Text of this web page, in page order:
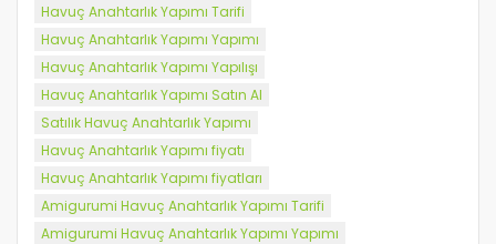
Havuç Anahtarlık Yapımı Tarifi
Havuç Anahtarlık Yapımı Yapımı
Havuç Anahtarlık Yapımı Yapılışı
Havuç Anahtarlık Yapımı Satın Al
Satılık Havuç Anahtarlık Yapımı
Havuç Anahtarlık Yapımı fiyatı
Havuç Anahtarlık Yapımı fiyatları
Amigurumi Havuç Anahtarlık Yapımı Tarifi
Amigurumi Havuç Anahtarlık Yapımı Yapımı